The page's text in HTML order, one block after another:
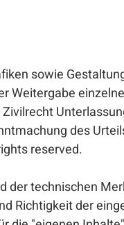
sowie
Weitergabe
des
reserved.
der technischen
Richtigkeit der